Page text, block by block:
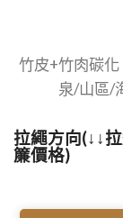
竹皮+竹肉碳
泉/山區/
拉繩方向(↓↓
簾價格)